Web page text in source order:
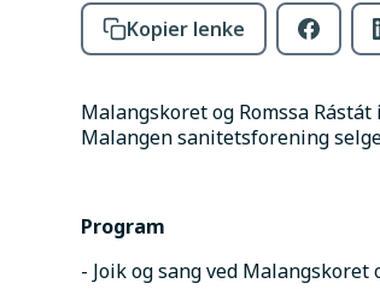
Kopier lenke
Malangskoret og Romssa
Malangen sanitetsforening
Program
- Joik og sang ved Malangskoret